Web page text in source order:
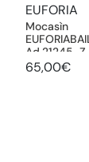
EUFORIA
Mocasìn
Ad.21245-Z
65,00€